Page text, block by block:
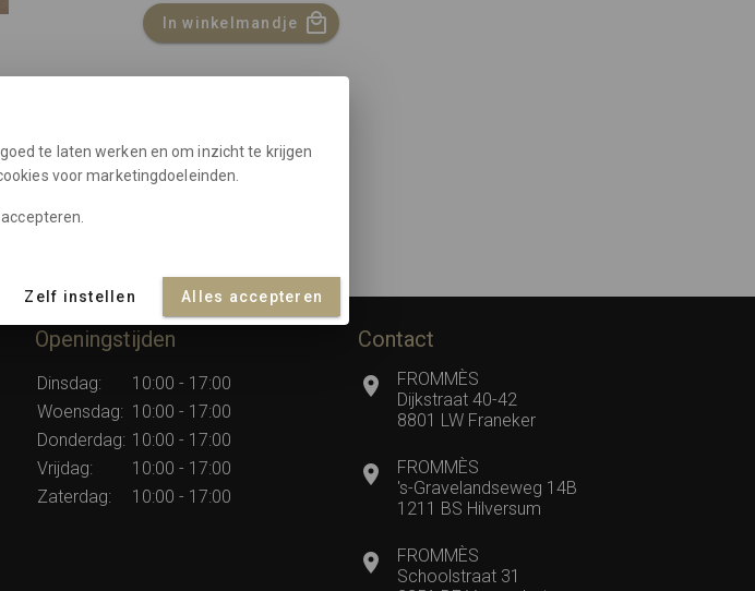
In winkelmandje
Openingstijden
Dinsdag:
10:00 - 17:00
Woensdag: 10:00 - 17:00
Donderdag: 10:00 - 17:00
Vrijdag:
10:00 - 17:00
Zaterdag:
10:00 - 17:00
Contact
FROMMÈS
Dijkstraat 40-42
8801 LW Franeker
FROMMÈS
's-Gravelandseweg 14B
1211 BS Hilversum
FROMMÈS
Schoolstraat 31
te laten werken en om inzicht te krijgen
voor marketingdoeleinden.
Zelf instellen Alles accepteren